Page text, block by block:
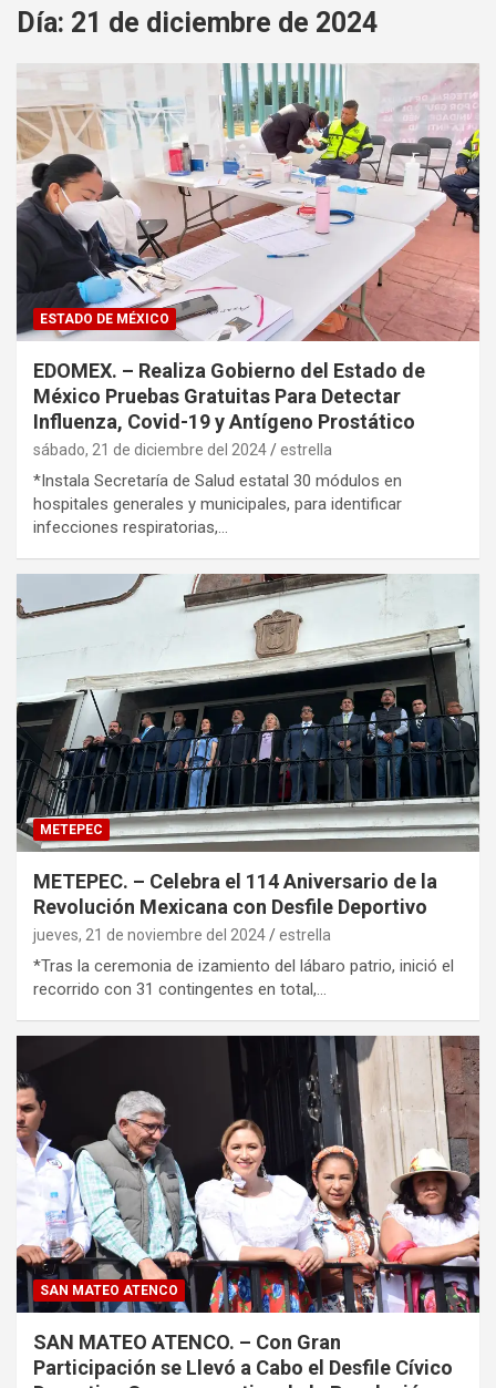
Día: 21 de diciembre de 2024
ESTADO DE MÉXICO
EDOMEX. – Realiza Gobierno del Estado de
México Pruebas Gratuitas Para Detectar
Influenza, Covid-19 y Antígeno Prostático
sábado, 21 de diciembre del 2024 estrella
*Instala Secretaría de Salud estatal 30 módulos en
hospitales generales y municipales, para identificar
infecciones respiratorias,…
METEPEC
METEPEC. – Celebra el 114 Aniversario de la
Revolución Mexicana con Desfile Deportivo
jueves, 21 de noviembre del 2024 estrella
*Tras la ceremonia de izamiento del lábaro patrio, inició el
recorrido con 31 contingentes en total,…
SAN MATEO ATENCO
SAN MATEO ATENCO. – Con Gran
Participación se Llevó a Cabo el Desfile Cívico